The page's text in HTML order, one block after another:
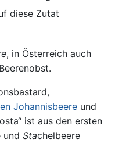
diese Zutat
, in Österreich auch
Johannisbeere und
ist aus den ersten
und Stachelbeere